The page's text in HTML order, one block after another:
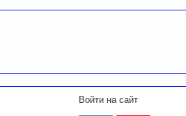
Войти на сайт